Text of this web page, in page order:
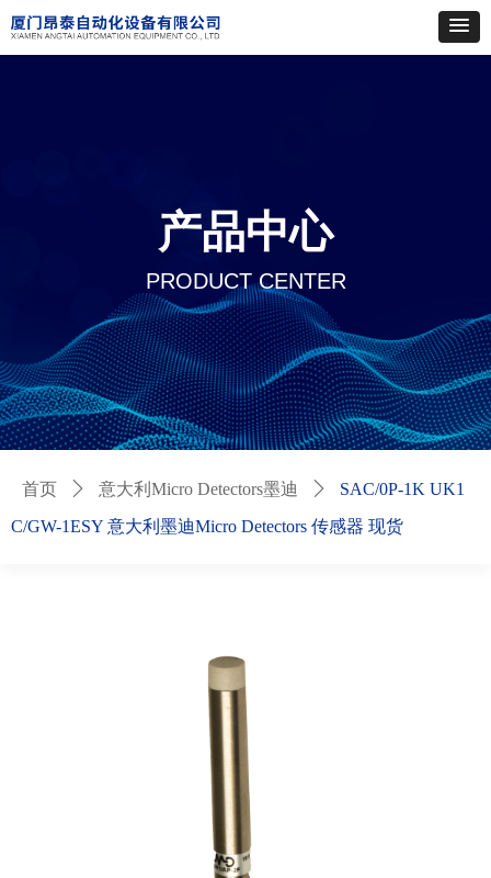
产品中心
PRODUCT CENTER
首页 ꄲ 意大利Micro Detectors墨迪 ꄲ
SAC/0P-1K UK1
C/GW-1ESY 意大利墨迪Micro Detectors 传感器 现货